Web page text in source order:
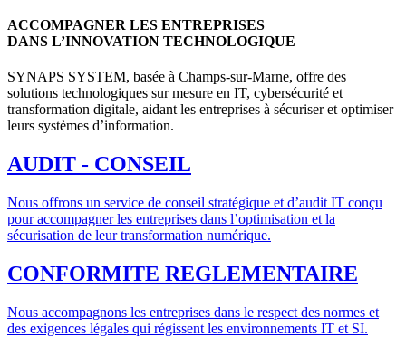
ACCOMPAGNER LES ENTREPRISES
DANS L’INNOVATION TECHNOLOGIQUE
SYNAPS SYSTEM, basée à Champs-sur-Marne, offre des
solutions technologiques sur mesure en IT, cybersécurité et
transformation digitale, aidant les entreprises à sécuriser et optimiser
leurs systèmes d’information.
AUDIT - CONSEIL
Nous offrons un service de conseil stratégique et d’audit IT conçu
pour accompagner les entreprises dans l’optimisation et la
sécurisation de leur transformation numérique.
CONFORMITE REGLEMENTAIRE
Nous accompagnons les entreprises dans le respect des normes et
des exigences légales qui régissent les environnements IT et SI.